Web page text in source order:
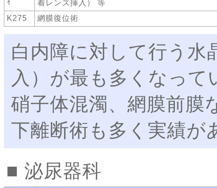
ｲ
着レンズ挿入） 等
K275
網膜復位術
白内障に対して行う水
入）が最も多くなっ
硝子体混濁、網膜前膜
下離断術も多く実績が
泌尿器科